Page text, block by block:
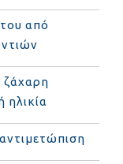
από
ζάχαρη
ηλικία